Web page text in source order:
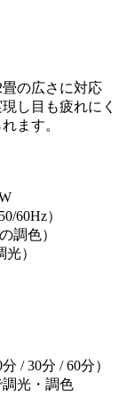
の広さに対応
し目も疲れにく
ます。
60Hz）
調色）
）
/ 30分 / 60分）
光・調色